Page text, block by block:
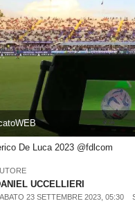
De Luca 2023 @fdlcom
UCCELLIERI
23 SETTEMBRE 2023, 05:30